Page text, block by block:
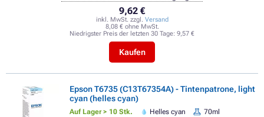
9,62 €
inkl. MwSt. zzgl. Versand
8,08 € ohne MwSt.
Niedrigster Preis der letzten 30 Tage: 9,57 €
Kaufen
Epson T6735 (C13T67354A) - Tintenpatrone, light
cyan (helles cyan)
Auf Lager > 10 Stk. Helles cyan
70ml